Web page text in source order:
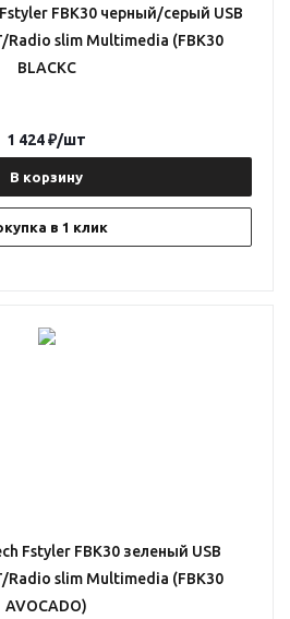
FBK30 черный/серый USB
Radio slim Multimedia (FBK30
BLACKC
В корзину
в 1 клик
1 424₽/шт
Fstyler FBK30 зеленый USB
Radio slim Multimedia (FBK30
AVOCADO)